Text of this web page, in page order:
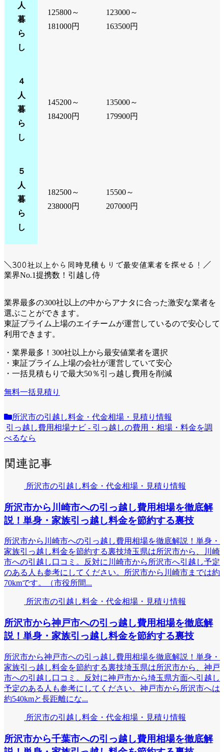
人
暮
ら
し
125800～
181000円
123000～
163500円
４
人
暮
ら
し
145200～
184200円
135000～
179900円
５
人
暮
ら
し
182500～
238000円
15500～
207000円
＼300社以上から同時見積もりで最安値業者を探せる！／
業界No.1提携数！引越し侍
業界最多の300社以上の中からアナタに合った激安な業者を
選ぶことができます。
東証プライム上場のエイチームが運営しているので安心して
利用できます。
・業界最多！300社以上から最安値業者を選択
・東証プライム上場の会社が運営していて安心
・一括見積もりで最大50％引っ越し費用を削減
無料一括見積り
所沢市の引越し料金・代金相場・見積り情報
引っ越し費用相場ナビ - 引っ越しの費用・相場・料金を調
べるなら
関連記事
所沢市の引越し料金・代金相場・見積り情報
所沢市から川崎市への引っ越し費用相場を徹底解
説！単身・家族引っ越し料金を節約する裏技
所沢市から川崎市への引っ越し費用相場を徹底解説！単身・
家族引っ越し料金を節約する裏技埼玉県は所沢市から、川崎
市への引越し口コミ。反対に川崎市から所沢市へ引越し予定
のある人も参考にしてください。所沢市から川崎市までは約
70kmです。（市役所間...
所沢市の引越し料金・代金相場・見積り情報
所沢市から神戸市への引っ越し費用相場を徹底解
説！単身・家族引っ越し料金を節約する裏技
所沢市から神戸市への引っ越し費用相場を徹底解説！単身・
家族引っ越し料金を節約する裏技埼玉県は所沢市から、神戸
市への引越し口コミ。反対に神戸市から埼玉県方面へ引越し
予定のある人も参考にしてください。神戸市から所沢市へは
約540kmと長距離にな...
所沢市の引越し料金・代金相場・見積り情報
所沢市から千葉市への引っ越し費用相場を徹底解